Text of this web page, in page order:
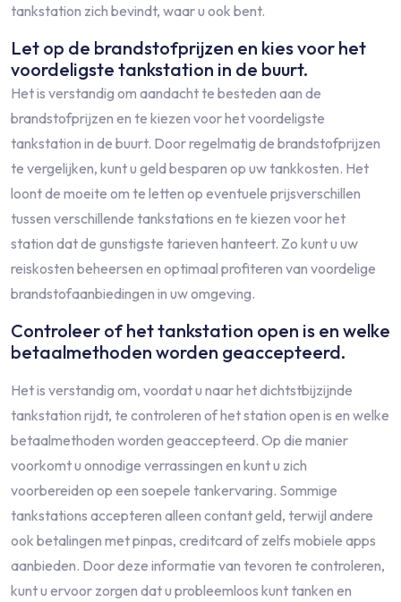
tankstation zich bevindt, waar u ook bent.
Let op de brandstofprijzen en kies voor het
voordeligste tankstation in de buurt.
Het is verstandig om aandacht te besteden aan de
brandstofprijzen en te kiezen voor het voordeligste
tankstation in de buurt. Door regelmatig de brandstofprijzen
te vergelijken, kunt u geld besparen op uw tankkosten. Het
loont de moeite om te letten op eventuele prijsverschillen
tussen verschillende tankstations en te kiezen voor het
station dat de gunstigste tarieven hanteert. Zo kunt u uw
reiskosten beheersen en optimaal profiteren van voordelige
brandstofaanbiedingen in uw omgeving.
Controleer of het tankstation open is en welke
betaalmethoden worden geaccepteerd.
Het is verstandig om, voordat u naar het dichtstbijzijnde
tankstation rijdt, te controleren of het station open is en welke
betaalmethoden worden geaccepteerd. Op die manier
voorkomt u onnodige verrassingen en kunt u zich
voorbereiden op een soepele tankervaring. Sommige
tankstations accepteren alleen contant geld, terwijl andere
ook betalingen met pinpas, creditcard of zelfs mobiele apps
aanbieden. Door deze informatie van tevoren te controleren,
kunt u ervoor zorgen dat u probleemloos kunt tanken en